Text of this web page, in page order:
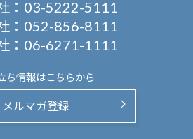
： 03-5222-5111
： 052-856-8111
： 06-6271-1111
ち情報はこちらから
メルマガ登録